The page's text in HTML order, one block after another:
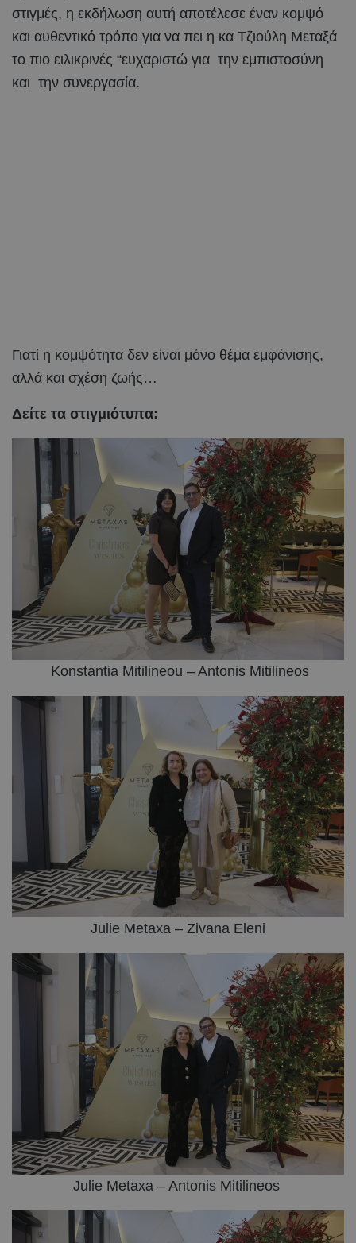
στιγμές, η εκδήλωση αυτή αποτέλεσε έναν κομψό
και αυθεντικό τρόπο για να πει η κα Τζιούλη Mεταξά
το πιο ειλικρινές “ευχαριστώ για την εμπιστοσύνη
και την συνεργασία.
Γιατί η κομψότητα δεν είναι μόνο θέμα εμφάνισης,
αλλά και σχέση ζωής…
Δείτε τα στιγμιότυπα:
Konstantia Mitilineou – Antonis Mitilineos
Julie Metaxa – Zivana Eleni
Julie Metaxa – Antonis Mitilineos